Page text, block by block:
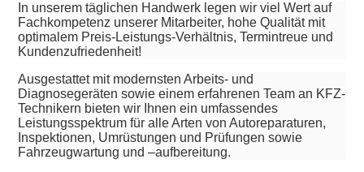
In unserem täglichen Handwerk legen wir viel Wert auf
Fachkompetenz unserer Mitarbeiter, hohe Qualität mit
optimalem Preis-Leistungs-Verhältnis, Termintreue und
Kundenzufriedenheit!
Ausgestattet mit modernsten Arbeits- und
Diagnosegeräten sowie einem erfahrenen Team an KFZ-
Technikern bieten wir Ihnen ein umfassendes
Leistungsspektrum für alle Arten von Autoreparaturen,
Inspektionen, Umrüstungen und Prüfungen sowie
Fahrzeugwartung und –aufbereitung.